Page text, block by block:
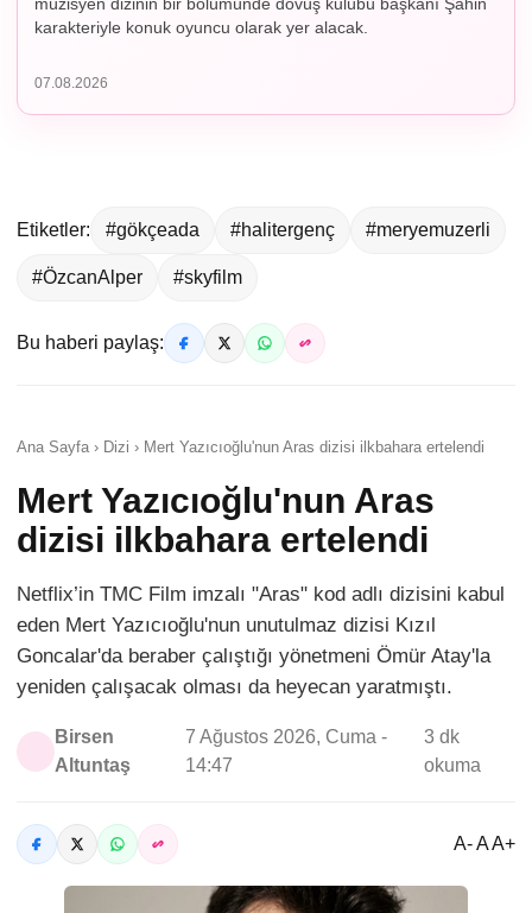
müzisyen dizinin bir bölümünde dövüş kulübü başkanı Şahin
karakteriyle konuk oyuncu olarak yer alacak.
07.08.2026
Etiketler: #gökçeada #halitergenç #meryemuzerli
#ÖzcanAlper #skyfilm
Bu haberi paylaş:
Ana Sayfa › Dizi › Mert Yazıcıoğlu'nun Aras dizisi ilkbahara ertelendi
Mert Yazıcıoğlu'nun Aras
dizisi ilkbahara ertelendi
Netflix’in TMC Film imzalı "Aras" kod adlı dizisini kabul
eden Mert Yazıcıoğlu'nun unutulmaz dizisi Kızıl
Goncalar'da beraber çalıştığı yönetmeni Ömür Atay'la
yeniden çalışacak olması da heyecan yaratmıştı.
Birsen
Altuntaş
7 Ağustos 2026, Cuma -
14:47
3 dk
okuma
A- A A+